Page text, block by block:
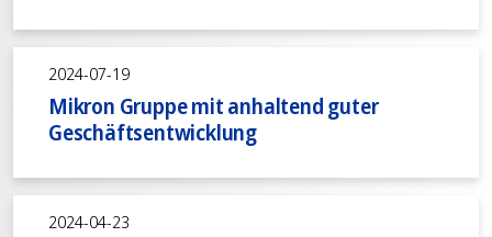
2024-07-19
Mikron Gruppe mit anhaltend guter
Geschäftsentwicklung
2024-04-23